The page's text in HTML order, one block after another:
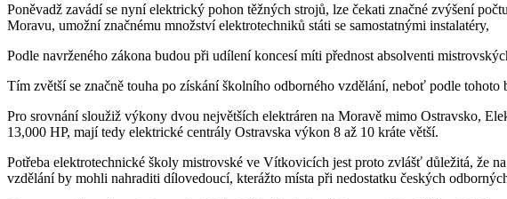
Poněvadž zavádí se nyní elektrický pohon těžných strojů, lze čekati značné zvýšení
Moravu, umožní značnému množství elektrotechniků státi se samostatnými instalatéry,
Podle navrženého zákona budou při udílení koncesí míti přednost absolventi
Tím zvětší se značně touha po získání školního odborného vzdělání, neboť podle tohoto
Pro srovnání sloužiž výkony dvou největších elektráren na Moravě mimo Ostravsko,
13,000 HP, mají tedy elektrické centrály Ostravska výkon 8 až 10 kráte větší.
Potřeba elektrotechnické školy mistrovské ve Vítkovicích jest proto zvlášť důležitá, že
vzdělání by mohli nahraditi dílovedoucí, kterážto místa při nedostatku českých